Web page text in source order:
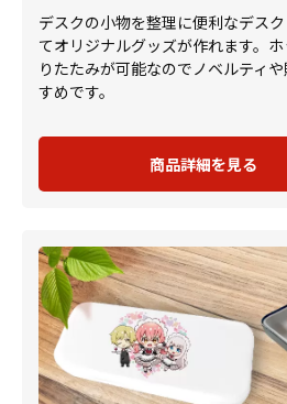
デスクの小物を整理に便利なデス
てオリジナルグッズが作れます。
りたたみが可能なのでノベルティ
すめです。
商品詳細を見る